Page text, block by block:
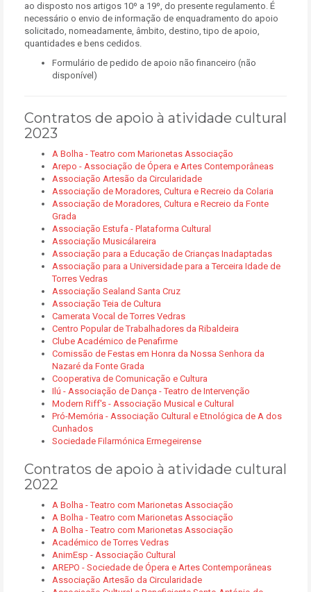
ao disposto nos artigos 10º a 19º, do presente regulamento. É
necessário o envio de informação de enquadramento do apoio
solicitado, nomeadamente, âmbito, destino, tipo de apoio,
quantidades e bens cedidos.
Formulário de pedido de apoio não financeiro (não
disponível)
Contratos de apoio à atividade cultural
2023
A Bolha - Teatro com Marionetas Associação
Arepo - Associação de Ópera e Artes Contemporâneas
Associação Artesão da Circularidade
Associação de Moradores, Cultura e Recreio da Colaria
Associação de Moradores, Cultura e Recreio da Fonte
Grada
Associação Estufa - Plataforma Cultural
Associação Musicálareira
Associação para a Educação de Crianças Inadaptadas
Associação para a Universidade para a Terceira Idade de
Torres Vedras
Associação Sealand Santa Cruz
Associação Teia de Cultura
Camerata Vocal de Torres Vedras
Centro Popular de Trabalhadores da Ribaldeira
Clube Académico de Penafirme
Comissão de Festas em Honra da Nossa Senhora da
Nazaré da Fonte Grada
Cooperativa de Comunicação e Cultura
Ilú - Associação de Dança - Teatro de Intervenção
Modern Riff's - Associação Musical e Cultural
Pró-Memória - Associação Cultural e Etnológica de A dos
Cunhados
Sociedade Filarmónica Ermegeirense
Contratos de apoio à atividade cultural
2022
A Bolha - Teatro com Marionetas Associação
A Bolha - Teatro com Marionetas Associação
A Bolha - Teatro com Marionetas Associação
Académico de Torres Vedras
AnimEsp - Associação Cultural
AREPO - Sociedade de Ópera e Artes Contemporâneas
Associação Artesão da Circularidade